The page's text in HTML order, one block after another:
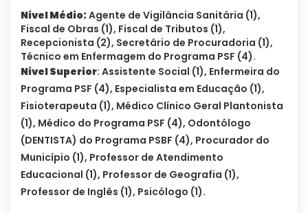
Nível Médio: Agente de Vigilância Sanitária (1),
Fiscal de Obras (1), Fiscal de Tributos (1),
Recepcionista (2), Secretário de Procuradoria (1),
Técnico em Enfermagem do Programa PSF (4).
Nível Superior: Assistente Social (1), Enfermeira do
Programa PSF (4), Especialista em Educação (1),
Fisioterapeuta (1), Médico Clínico Geral Plantonista
(1), Médico do Programa PSF (4), Odontólogo
(DENTISTA) do Programa PSBF (4), Procurador do
Município (1), Professor de Atendimento
Educacional (1), Professor de Geografia (1),
Professor de Inglês (1), Psicólogo (1).